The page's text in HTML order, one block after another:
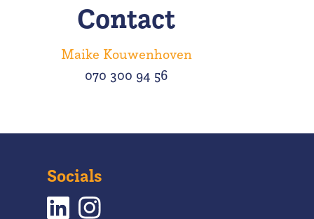
Contact
Maike Kouwenhoven
070 300 94 56
Socials